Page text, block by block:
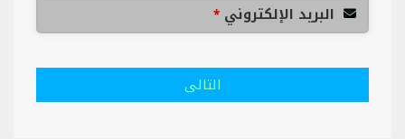
البريد الإلكتروني *
التالى